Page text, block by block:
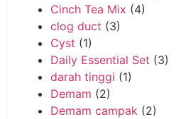
Cinch Tea Mix (4)
clog duct (3)
Cyst (1)
Daily Essential Set (3)
darah tinggi (1)
Demam (2)
Demam campak (2)